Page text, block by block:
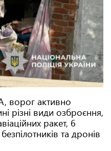
ворог активно
різні види озброєння,
ракет, 6
та дронів